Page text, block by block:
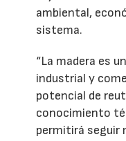
ambiental,
sistema.
“La madera es
industrial y
potencial de
conocimiento
permitirá seguir